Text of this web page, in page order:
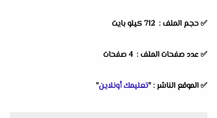
✅ حجم الملف : 712 كيلو بايت
✅ عدد صفحات الملف : 4 صفحات
✅الموقع الناشر : "تعليمك أونلاين"